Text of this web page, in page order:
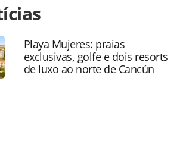
mercado/consolidadoras/
esferatur-pela-cvc-corp_162040.html ou
na página. Todo o conteúdo
Editora é protegido pela
sobre direito autoral. Não reproduza o
da PANROTAS Editora
Playa Mujeres: praias
exclusivas, golfe e dois resorts
de luxo ao norte de Cancún